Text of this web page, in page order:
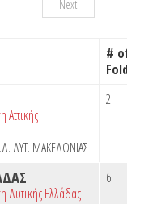
Next
# of
Folders
Αττικής
ΔΥΤ. ΜΑΚΕΔΟΝΙΑΣ
2
Δυτικής Ελλάδας
6